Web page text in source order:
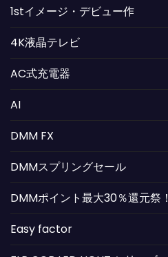
1stイメージ・デビュー作
4K液晶テレビ
AC式充電器
AI
DMM FX
DMMスプリングセール
DMMポイント最大30％還元祭！
Easy factor